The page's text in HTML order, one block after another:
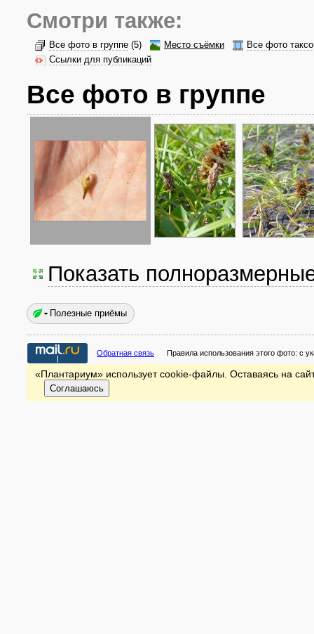
Смотри также:
Все фото в группе (5) Место съёмки
Все фото
Ссылки для публикаций
Все фото в группе
Показать
Полезные приёмы
Обратная связь Правила использования этого фото: с
«Плантариум» использует cookie-файлы. Оставаясь на
Соглашаюсь